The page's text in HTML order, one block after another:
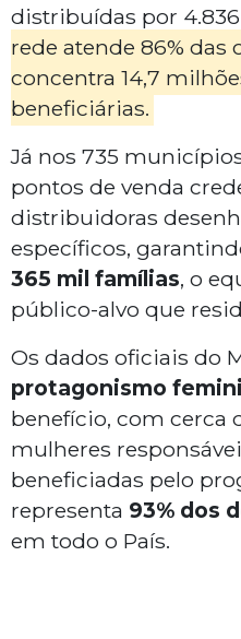
distribuídas por
rede atende 86% das
concentra 14,7
beneficiárias.
Já nos 735
pontos de venda
distribuidoras
específicos,
365 mil famílias, o
público-alvo que
Os dados oficiais do
protagonismo
benefício, com cerca
mulheres
beneficiadas pelo
representa 93% dos
em todo o País.